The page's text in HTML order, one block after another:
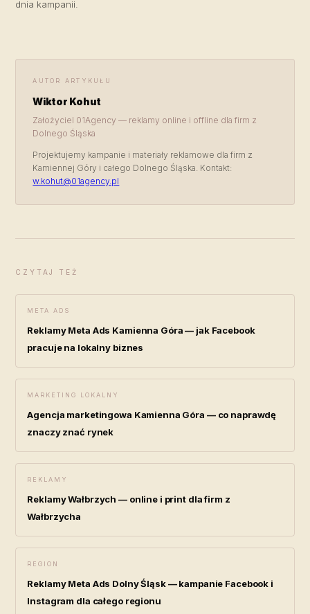
dnia kampanii.
AUTOR ARTYKUŁU
Wiktor Kohut
Założyciel 01Agency — reklamy online i offline dla firm z
Dolnego Śląska
Projektujemy kampanie i materiały reklamowe dla firm z
Kamiennej Góry i całego Dolnego Śląska. Kontakt:
w.kohut@01agency.pl
CZYTAJ TEŻ
META ADS
Reklamy Meta Ads Kamienna Góra — jak Facebook
pracuje na lokalny biznes
MARKETING LOKALNY
Agencja marketingowa Kamienna Góra — co naprawdę
znaczy znać rynek
REKLAMY
Reklamy Wałbrzych — online i print dla firm z
Wałbrzycha
REGION
Reklamy Meta Ads Dolny Śląsk — kampanie Facebook i
Instagram dla całego regionu